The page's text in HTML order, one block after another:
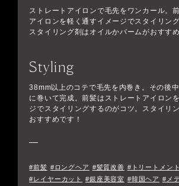
ストレートアイロンで毛先をワンカール。
アイロンを軽く通すイメージでスタイリン
スタイリング剤はオイルかバームがおすすめ
Styling
38mm以上のコテで毛先を内巻き。その後
に巻いて完成。前髪はストレートアイロン
ジでスタイリングするのがコツ。スタイリ
おすすめです！
#前髪 #ロングヘア #髪質改善 #トリートメント
#レイヤーカット
#銀座美容室 #韓国ヘア #メ